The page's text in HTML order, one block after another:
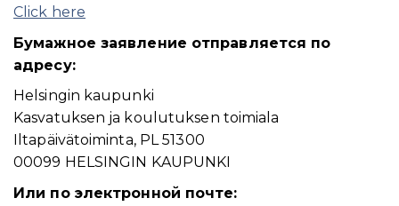
Click here
Бумажное заявление отправляется по
адресу:
Helsingin kaupunki
Kasvatuksen ja koulutuksen toimiala
Iltapäivätoiminta, PL 51300
00099 HELSINGIN KAUPUNKI
Или по электронной почте: